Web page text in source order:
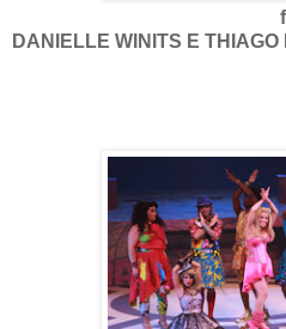
DANIELLE WINITS E THIAGO